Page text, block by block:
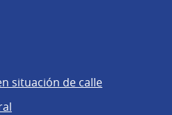
situación de calle